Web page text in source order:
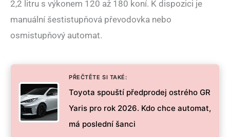
2,2 litru s výkonem 120 až 180 koní. K dispozici je
manuální šestistupňová převodovka nebo
osmistupňový automat.
PŘEČTĚTE SI TAKÉ:
Toyota spouští předprodej ostrého GR
Yaris pro rok 2026. Kdo chce automat,
má poslední šanci